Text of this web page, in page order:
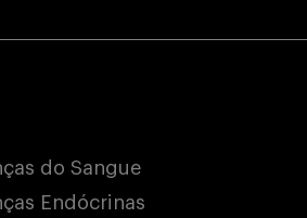
do Sangue
Endócrinas